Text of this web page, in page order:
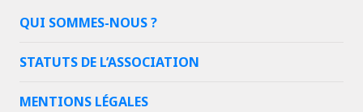
QUI SOMMES-NOUS ?
STATUTS DE L’ASSOCIATION
MENTIONS LÉGALES